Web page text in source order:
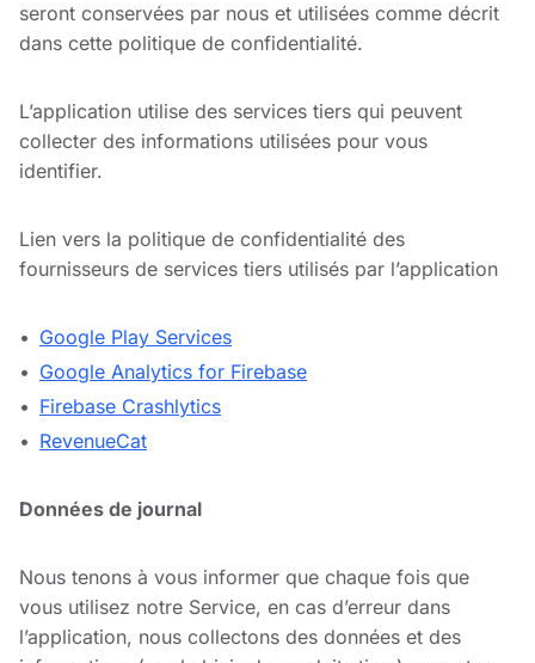
seront conservées par nous et utilisées comme décrit
dans cette politique de confidentialité.
L’application utilise des services tiers qui peuvent
collecter des informations utilisées pour vous
identifier.
Lien vers la politique de confidentialité des
fournisseurs de services tiers utilisés par l’application
Google Play Services
Google Analytics for Firebase
Firebase Crashlytics
RevenueCat
Données de journal
Nous tenons à vous informer que chaque fois que
vous utilisez notre Service, en cas d’erreur dans
l’application, nous collectons des données et des